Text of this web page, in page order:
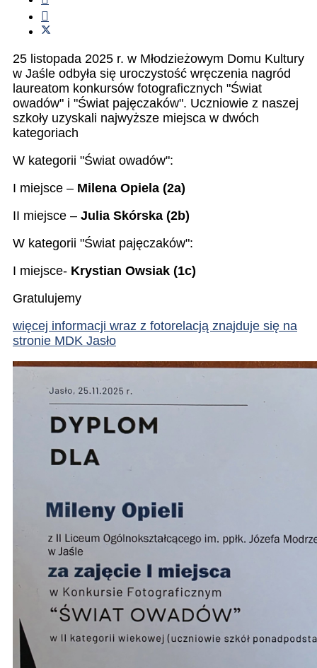
25 listopada 2025 r. w Młodzieżowym Domu Kultury
w Jaśle odbyła się uroczystość wręczenia nagród
laureatom konkursów fotograficznych "Świat
owadów" i "Świat pajęczaków". Uczniowie z naszej
szkoły uzyskali najwyższe miejsca w dwóch
kategoriach
W kategorii "Świat owadów":
I miejsce – Milena Opiela (2a)
II miejsce – Julia Skórska (2b)
W kategorii "Świat pajęczaków":
I miejsce- Krystian Owsiak (1c)
Gratulujemy
więcej informacji wraz z fotorelacją znajduje się na
stronie MDK Jasło